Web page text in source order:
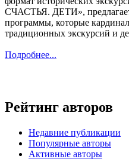
СЧАСТЬЯ. ДЕТИ»,
программы, которые
традиционных экскурсий и
Подробнее...
Рейтинг авторов
Недавние публикации
Популярные авторы
Активные авторы